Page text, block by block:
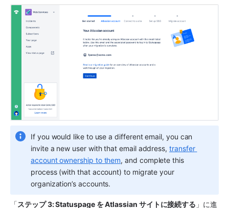
If you would like to use a different email, you can
invite a new user with that email address, transfer
account ownership to them, and complete this
process (with that account) to migrate your
organization’s accounts.
「ステップ 3: Statuspage を Atlassian サイトに接続する 」に進